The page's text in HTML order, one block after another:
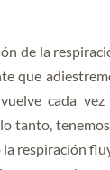
de la
que
cada vez
tanto,
respiración